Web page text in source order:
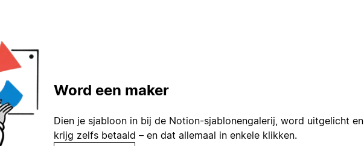
Word een maker
Dien je sjabloon in bij de Notion-sjablonengalerij, word uitgelicht en
krijg zelfs betaald – en dat allemaal in enkele klikken.